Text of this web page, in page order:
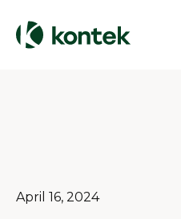
April 16, 2024